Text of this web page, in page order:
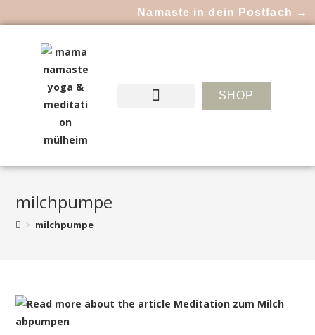
Namaste in dein Postfach →
SHOP
milchpumpe
> milchpumpe